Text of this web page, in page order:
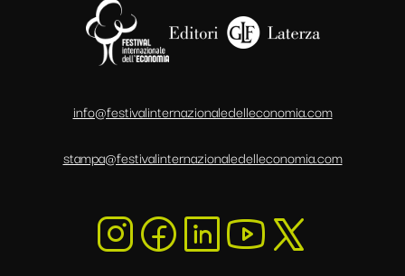
info@festivalinternazionaledelleconomia.com
stampa@festivalinternazionaledelleconomia.com